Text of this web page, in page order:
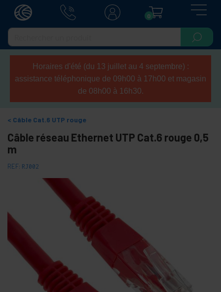
0
Horaires d'été (du 13 juillet au 4 septembre) :
assistance téléphonique de 09h00 à 17h00 et magasin
de 08h00 à 16h30.
Câble Cat.6 UTP rouge
Câble réseau Ethernet UTP Cat.6 rouge 0,5
m
REF: RJ002